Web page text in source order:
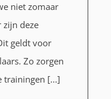
niet zomaar
deze
geldt voor
Zo zorgen
trainingen [...]